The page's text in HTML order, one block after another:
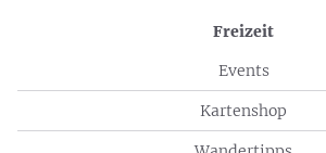
Freizeit
Events
Kartenshop